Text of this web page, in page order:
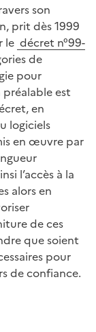
son
prit dès 1999
le décret n°99-
de
pour
est
en
logiciels
en œuvre par
l’accès à la
alors en
de ces
que soient
pour
de confiance.